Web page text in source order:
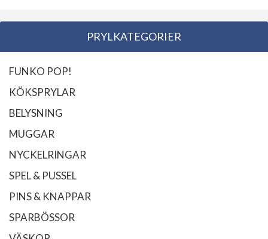
PRYLKATEGORIER
FUNKO POP!
KÖKSPRYLAR
BELYSNING
MUGGAR
NYCKELRINGAR
SPEL & PUSSEL
PINS & KNAPPAR
SPARBÖSSOR